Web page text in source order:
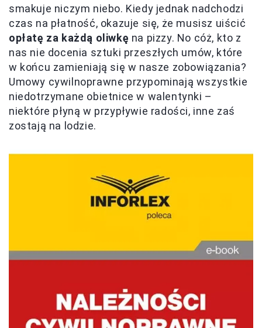
smakuje niczym niebo. Kiedy jednak nadchodzi
czas na płatność, okazuje się, że musisz uiścić
opłatę za każdą oliwkę na pizzy. No cóż, kto z
nas nie docenia sztuki przeszłych umów, które
w końcu zamieniają się w nasze zobowiązania?
Umowy cywilnoprawne przypominają wszystkie
niedotrzymane obietnice w walentynki –
niektóre płyną w przypływie radości, inne zaś
zostają na lodzie.